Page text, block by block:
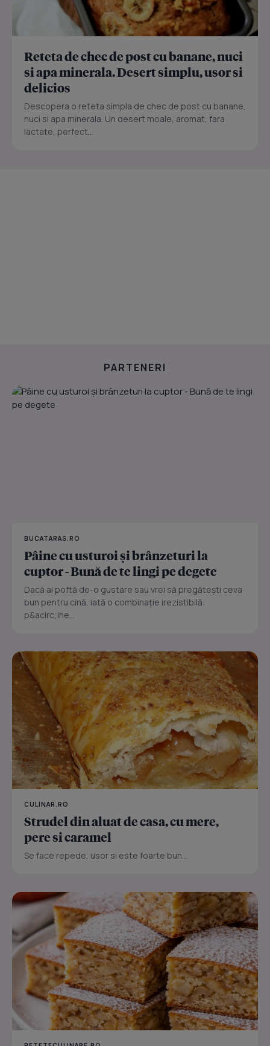
Reteta de chec de post cu banane, nuci
si apa minerala. Desert simplu, usor si
delicios
Descopera o reteta simpla de chec de post cu banane,
nuci si apa minerala. Un desert moale, aromat, fara
lactate, perfect...
PARTENERI
BUCATARAS.RO
Pâine cu usturoi și brânzeturi la
cuptor - Bună de te lingi pe degete
Dacă ai poftă de-o gustare sau vrei să pregătești ceva
bun pentru cină, iată o combinație irezistibilă:
p&acirc;ine...
CULINAR.RO
Strudel din aluat de casa, cu mere,
pere si caramel
Se face repede, usor si este foarte bun...